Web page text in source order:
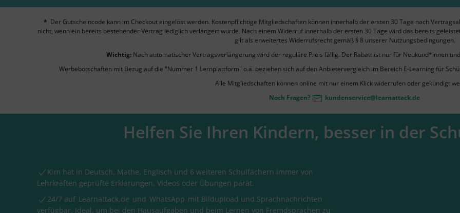
* Der Gutscheincode kann im Checkout eingelöst werden. Kostenpflichtige Mitgliedschaften können innerhalb der ersten 30 Tage nach
nicht, wenn ein bereits bestehender Vertrag lediglich verlängert wurde. Nach einem Widerruf innerhalb der ersten 30 Tage wird das bereits
gilt als erweitertes Widerrufsrecht gemäß § 8 unserer Nutzungsbedingungen.
Wichtig:Nach automatischer Vertragsverlängerung wird der reguläre Preis fällig. Der Rabatt ist nur für Neukund*innen
Werbebotschaften mit Bezug auf die "Nummer 1 Lernplattform" o.ä. beziehen sich auf den Anbietervergleich im Bereich E-Learning für
Alle Mitgliedschaften können online mit nur einem Klick widerrufen oder gekündigt
Noch Fragen?
kundenservice@learnattack.de
Helfen Sie Ihren Kindern, besser in der
Kim hat in Deutsch, Mathe, Englisch und 6 weiteren Schulfächern immer von
Lehrkräften geprüfte Erklärungen, Videos oder Übungen parat.
24/7 auf Learnattack.de und WhatsApp mit Bildupload und Sprachnachrichten
verfügbar. Ideal, um bei den Hausaufgaben und beim Lernen von Fremdsprachen zu